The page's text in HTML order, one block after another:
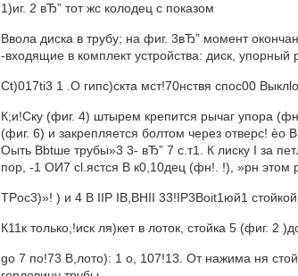
1)иг. 2 вЂ” тот жс колодец с показом
Ввола диска в трубу; на фиг. 3вЂ” момент
-входящие в комплект устройства: диск, упорный
Сt)017ti3 1 .О гипс)скта мст!70нствя спос00
К;и!Ску (фиг. 4) штырем крепится рычаг упора
(фиг. 6) и закрепляется болтом через отверс! èo
Оыть Bbtше трубы»3 3- вЂ” 7 с.т1. К лиску I за
пор, -1 ОИ7 сl.ястся В к0,10дец (фн!. !), »рн этом
TPoc3)»! ) и 4 B IIP IB,BHII 33!IP3Boit1юй1 стойкой
К11к только,!иск ля)кет в лоток, стойка 5 (фиг. 2
go 7 по!73 B,лото): 1 o, 107!13. От нажима ня